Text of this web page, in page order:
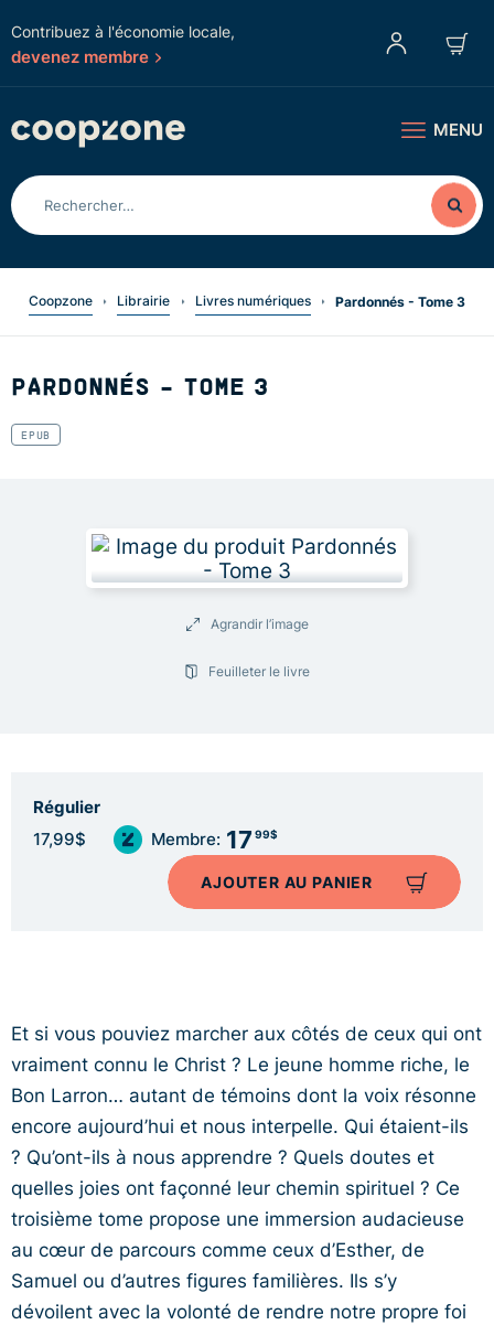
Contribuez à l'économie locale,
devenez membre
MENU
Coopzone Librairie Livres numériques Pardonnés - Tome 3
PARDONNÉS - TOME 3
EPUB
Agrandir l’image
Feuilleter le livre
Régulier
17,99$ Membre: 17 99$
AJOUTER AU PANIER
Et si vous pouviez marcher aux côtés de ceux qui ont
vraiment connu le Christ ? Le jeune homme riche, le
Bon Larron… autant de témoins dont la voix résonne
encore aujourd’hui et nous interpelle. Qui étaient-ils
? Qu’ont-ils à nous apprendre ? Quels doutes et
quelles joies ont façonné leur chemin spirituel ? Ce
troisième tome propose une immersion audacieuse
au cœur de parcours comme ceux d’Esther, de
Samuel ou d’autres figures familières. Ils s’y
dévoilent avec la volonté de rendre notre propre foi